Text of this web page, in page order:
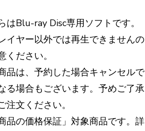
はBlu-ray Disc専用ソフトです。
イヤー以外では再生できませんの
ください。
品は、予約した場合キャンセルで
る場合もございます。予めご了承
注文ください。
品の価格保証」対象商品です。詳